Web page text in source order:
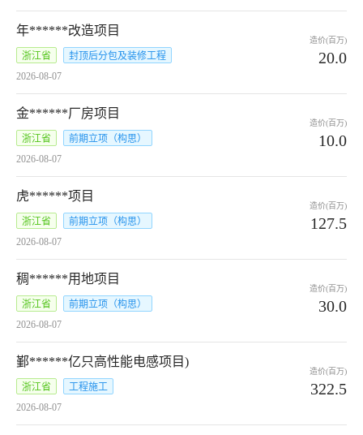
年******改造项目
浙江省
封顶后分包及装修工程
2026-08-07
造价(百万)
20.0
金******厂房项目
浙江省
前期立项（构思）
2026-08-07
造价(百万)
10.0
虎******项目
浙江省
前期立项（构思）
2026-08-07
造价(百万)
127.5
稠******用地项目
浙江省
前期立项（构思）
2026-08-07
造价(百万)
30.0
鄞******亿只高性能电感项目)
浙江省
工程施工
2026-08-07
造价(百万)
322.5